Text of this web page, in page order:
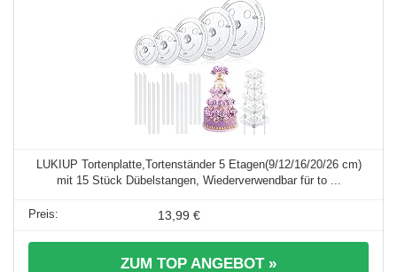
LUKIUP Tortenplatte,Tortenständer 5 Etagen(9/12/16/20/26 cm)
mit 15 Stück Dübelstangen, Wiederverwendbar für to ...
13,99 €
ZUM TOP ANGEBOT »